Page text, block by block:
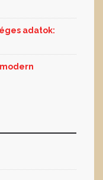
adatok: